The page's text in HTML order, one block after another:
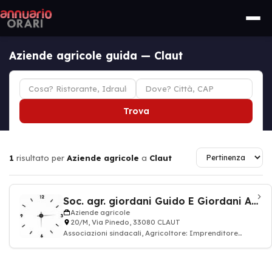
Aziende agricole guida — Claut
Trova
1 risultato per Aziende agricole a Claut
Soc. agr. giordani Guido E Giordani Angelo
Aziende agricole
20/M, Via Pinedo, 33080 CLAUT
Associazioni sindacali, Agricoltore: Imprenditore